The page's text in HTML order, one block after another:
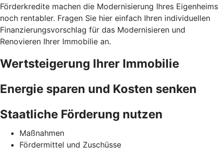
Förderkredite machen die Modernisierung Ihres Eigenheims
noch rentabler. Fragen Sie hier einfach Ihren individuellen
Finanzierungsvorschlag für das Modernisieren und
Renovieren Ihrer Immobilie an.
Wertsteigerung Ihrer Immobilie
Energie sparen und Kosten senken
Staatliche Förderung nutzen
Maßnahmen
Fördermittel und Zuschüsse